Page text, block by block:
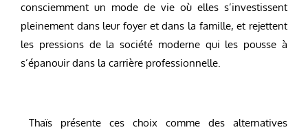
consciemment un mode de vie où elles s’investissent
pleinement dans leur foyer et dans la famille, et rejettent
les pressions de la société moderne qui les pousse à
s’épanouir dans la carrière professionnelle.
Thaïs présente ces choix comme des alternatives